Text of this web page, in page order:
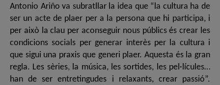
Antonio Ariño va subratllar la idea que “la cultura ha de
ser un acte de plaer per a la persona que hi participa, i
per això la clau per aconseguir nous públics és crear les
condicions socials per generar interès per la cultura i
que sigui una praxis que generi plaer. Aquesta és la gran
regla. Les sèries, la música, les sortides, les pel·lícules…
han de ser entretingudes i relaxants, crear passió”.